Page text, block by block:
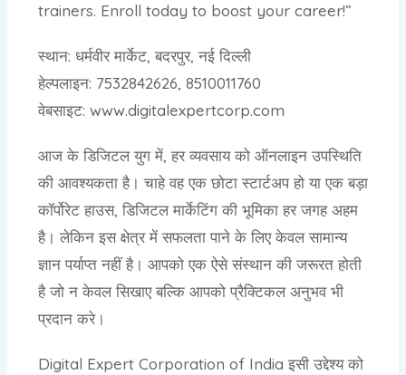
trainers. Enroll today to boost your career!”
स्थान: धर्मवीर मार्केट, बदरपुर, नई दिल्ली
हेल्पलाइन: 7532842626, 8510011760
वेबसाइट: www.digitalexpertcorp.com
आज के डिजिटल युग में, हर व्यवसाय को ऑनलाइन उपस्थिति
की आवश्यकता है। चाहे वह एक छोटा स्टार्टअप हो या एक बड़ा
कॉर्पोरेट हाउस, डिजिटल मार्केटिंग की भूमिका हर जगह अहम
है। लेकिन इस क्षेत्र में सफलता पाने के लिए केवल सामान्य
ज्ञान पर्याप्त नहीं है। आपको एक ऐसे संस्थान की जरूरत होती
है जो न केवल सिखाए बल्कि आपको प्रैक्टिकल अनुभव भी
प्रदान करे।
Digital Expert Corporation of India इसी उद्देश्य को